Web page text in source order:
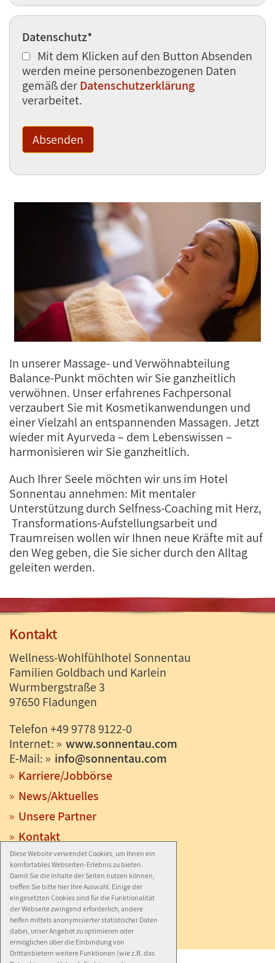
Diese Website verwendet Cookies, um Ihnen ein
komfortables Webseiten-Erlebnis zu bieten.
Damit Sie die Inhalte der Seiten nutzen können,
treffen Sie bitte hier Ihre Auswahl. Einige der
eingesetzten Cookies sind für die Funktionalität
der Webseite zwingend erforderlich, andere
helfen mittels anonymisierter statistischer Daten
dabei, unser Angebot zu optimieren oder
ermöglichen über die Einbindung von
Drittanbietern weitere Funktionen (wie z.B. das
Datenschutz*
werden meine personenbezogenen Daten
gemäß derDatenschutzerklärung
verarbeitet.
In unserer Massage- und Verwöhnabteilung
Balance-Punkt möchten wir Sie ganzheitlich
verwöhnen. Unser erfahrenes Fachpersonal
verzaubert Sie mit Kosmetikanwendungen und
einer Vielzahl an entspannenden Massagen. Jetzt
wieder mit Ayurveda – dem Lebenswissen –
harmonisieren wir Sie ganzheitlich.
Auch Ihrer Seele möchten wir uns im Hotel
Sonnentau annehmen: Mit mentaler
Unterstützung durch Selfness-Coaching mit Herz,
Transformations-Aufstellungsarbeit und
Traumreisen wollen wir Ihnen neue Kräfte mit auf
den Weg geben, die Sie sicher durch den Alltag
geleiten werden.
Kontakt
Wellness-Wohlfühlhotel Sonnentau
Familien Goldbach und Karlein
Wurmbergstraße 3
97650 Fladungen
Telefon +49 9778 9122-0
Internet:
www.sonnentau.com
E-Mail:
info@sonnentau.com
Karriere/Jobbörse
News/Aktuelles
Unsere Partner
Kontakt
Anfahrt
Impressum
Datenschutz
Barrierefreiheit